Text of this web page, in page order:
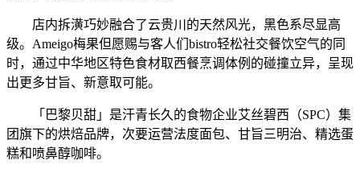
店内拆潢巧妙融合了云贵川的天然风光，黑色系尽显高
级。Ameigo梅果但愿赐与客人们bistro轻松社交餐饮空气的同
时，通过中华地区特色食材取西餐烹调体例的碰撞立异，呈现
出更多甘旨、新意取可能。
「巴黎贝甜」是汗青长久的食物企业艾丝碧西（SPC）集
团旗下的烘焙品牌，次要运营法度面包、甘旨三明治、精选蛋
糕和喷鼻醇咖啡。